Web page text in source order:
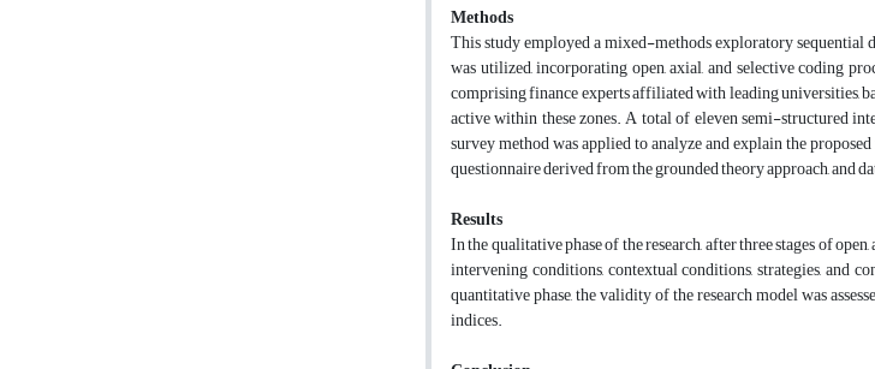
Methods
This study employed a mixed-methods exploratory sequential
was utilized, incorporating open, axial, and selective coding
comprising finance experts affiliated with leading universities,
active within these zones. A total of eleven semi-structured
survey method was applied to analyze and explain the
questionnaire derived from the grounded theory approach, and
Results
In the qualitative phase of the research, after three stages of
intervening conditions, contextual conditions, strategies, and
quantitative phase, the validity of the research model was
indices.